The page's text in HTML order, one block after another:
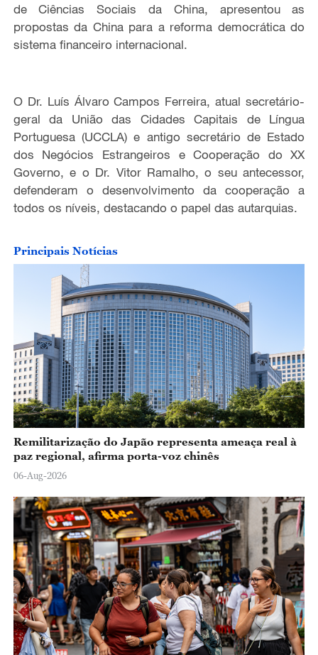
de Ciências Sociais da China, apresentou as
propostas da China para a reforma democrática do
sistema financeiro internacional.
O Dr. Luís Álvaro Campos Ferreira, atual secretário-
geral da União das Cidades Capitais de Língua
Portuguesa (UCCLA) e antigo secretário de Estado
dos Negócios Estrangeiros e Cooperação do XX
Governo, e o Dr. Vitor Ramalho, o seu antecessor,
defenderam o desenvolvimento da cooperação a
todos os níveis, destacando o papel das autarquias.
Principais Notícias
Remilitarização do Japão representa ameaça real à
paz regional, afirma porta-voz chinês
06-Aug-2026